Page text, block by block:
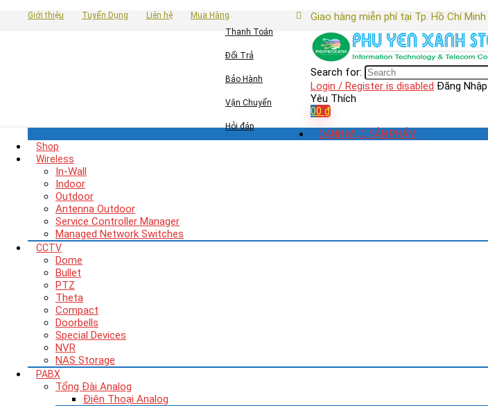
Giới thiệu Tuyển Dụng Liên hệ
Mua Hàng
Thanh Toán
Đổi Trả
Bảo Hành
Vận Chuyển
Hỏi đáp
Giao hàng miễn phí tại Tp. Hồ Chí Minh
Search for:
Login / Register is disabled Đăng Nhập
Yêu Thích
00 ₫
DANH MỤC SẢN PHẨM
Shop
Wireless
In-Wall
Indoor
Outdoor
Antenna Outdoor
Service Controller Manager
Managed Network Switches
CCTV
Dome
Bullet
PTZ
Theta
Compact
Doorbells
Special Devices
NVR
NAS Storage
PABX
Tổng Đài Analog
Điện Thoại Analog